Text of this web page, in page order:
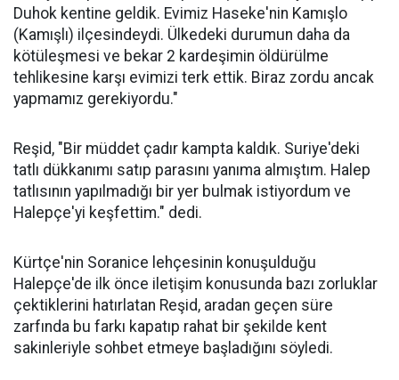
Duhok kentine geldik. Evimiz Haseke'nin Kamışlo
(Kamışlı) ilçesindeydi. Ülkedeki durumun daha da
kötüleşmesi ve bekar 2 kardeşimin öldürülme
tehlikesine karşı evimizi terk ettik. Biraz zordu ancak
yapmamız gerekiyordu."
Reşid, "Bir müddet çadır kampta kaldık. Suriye'deki
tatlı dükkanımı satıp parasını yanıma almıştım. Halep
tatlısının yapılmadığı bir yer bulmak istiyordum ve
Halepçe'yi keşfettim." dedi.
Kürtçe'nin Soranice lehçesinin konuşulduğu
Halepçe'de ilk önce iletişim konusunda bazı zorluklar
çektiklerini hatırlatan Reşid, aradan geçen süre
zarfında bu farkı kapatıp rahat bir şekilde kent
sakinleriyle sohbet etmeye başladığını söyledi.